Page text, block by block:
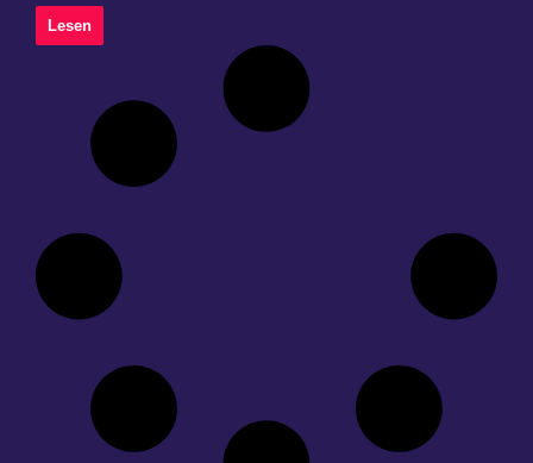
Lesen